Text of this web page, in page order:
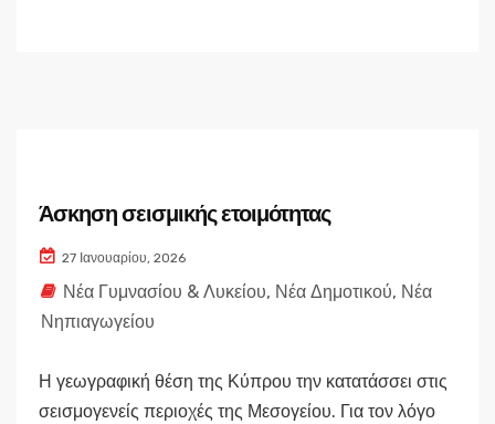
Άσκηση σεισμικής ετοιμότητας
27 Ιανουαρίου, 2026
Νέα Γυμνασίου & Λυκείου, Νέα Δημοτικού, Νέα
Νηπιαγωγείου
Η γεωγραφική θέση της Κύπρου την κατατάσσει στις
σεισμογενείς περιοχές της Μεσογείου. Για τον λόγο